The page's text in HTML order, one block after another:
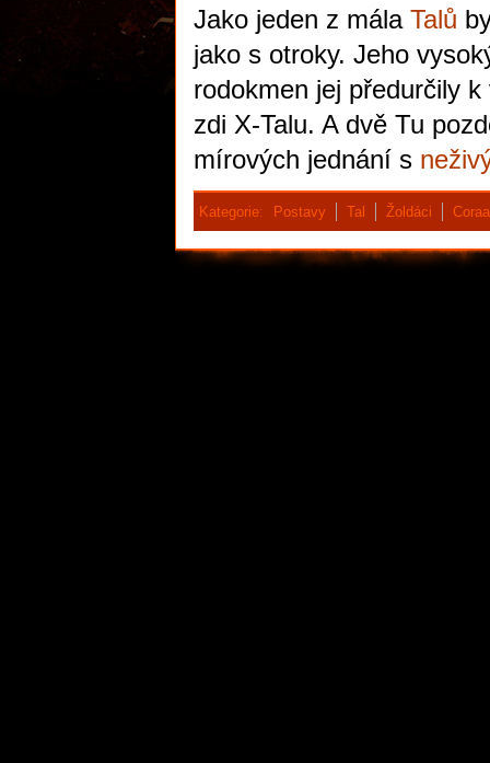
Jako jeden z mála Talů
jako s otroky. Jeho
rodokmen jej předurčily
zdi X-Talu. A dvě Tu
mírových jednání s
Kategorie: Postavy Tal Žoldáci